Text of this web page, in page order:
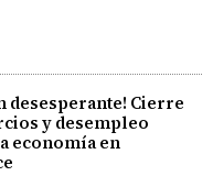
desesperante! Cierre
y desempleo
economía en